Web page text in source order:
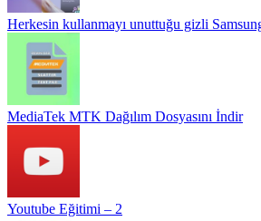
Herkesin kullanmayı unuttuğu gizli
MediaTek MTK Dağılım Dosyasını İndir
Youtube Eğitimi – 2